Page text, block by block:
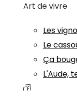
Art de vivre
Les
Le
Ça
L'Aude,